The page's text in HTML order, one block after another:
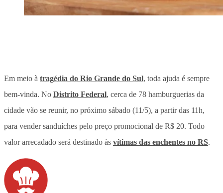
Em meio à tragédia do Rio Grande do Sul, toda ajuda é sempre
bem-vinda. No Distrito Federal, cerca de 78 hamburguerias da
cidade vão se reunir, no próximo sábado (11/5), a partir das 11h,
para vender sanduíches pelo preço promocional de R$ 20. Todo
valor arrecadado será destinado às vítimas das enchentes no RS.